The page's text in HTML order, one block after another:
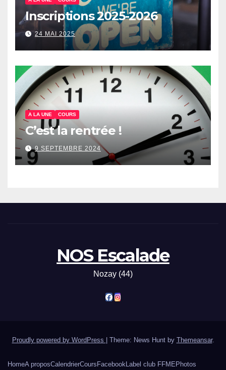
Inscriptions 2025-2026
24 MAI 2025
A LA UNE COURS
C’est la rentrée !
9 SEPTEMBRE 2024
NOS Escalade
Nozay (44)
Proudly powered by WordPress | Theme: News Hunt by Themeansar.
HomeA proposCalendrierCours FacebookLabel club FFME Photos